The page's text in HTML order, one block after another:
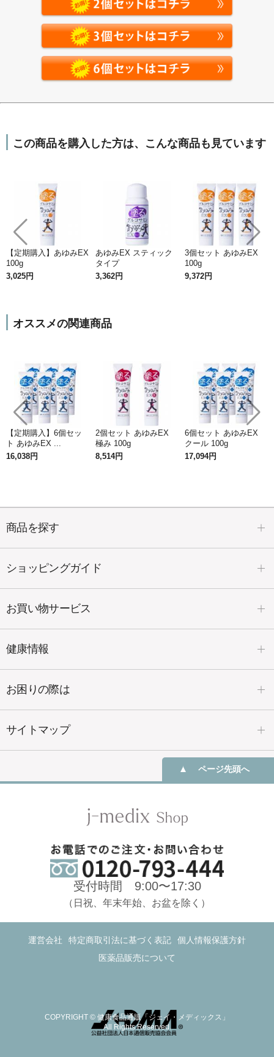
贅沢に配合
吸収力・浸透力が違う
コラーゲンペプチドを使用
子を細かく分解し低分子したもの
で、粒子がとても細
かく、通常のコラーゲンよりも体内吸収が早く、吸収
率も高まるといわれています。一般的なコラーゲンは
分子量が平均10万～30万と大きく、そのままだと分子
量の大きさからほとんど体内に吸収されません。
「コラーゲンペプチド」だから分子量が小さい
塗るグルコサミン「あゆみEX」は、内側
この商品を購入した方は、こんな商品も見ています
【定期購入】あゆみEX
100g
3,025円
あゆみEX スティック
タイプ
3,362円
3個セット あゆみEX
100g
9,372円
オススメの関連商品
【定期購入】6個セッ
ト あゆみEX ...
16,038円
2個セット あゆみEX
極み 100g
8,514円
6個セット あゆみEX
クール 100g
17,094円
商品を探す
ショッピングガイド
お買い物サービス
健康情報
お困りの際は
サイトマップ
ページ先頭へ
受付時間 9:00〜17:30
（日祝、年末年始、お盆を除く）
運営会社 特定商取引法に基づく表記
個人情報保護方針
医薬品販売について
COPYRIGHT © 健康食品通販「ジェイ・メディックス」
All Rights Reserved.